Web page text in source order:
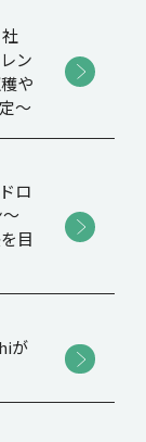
ン
や
～
ロ
目
が